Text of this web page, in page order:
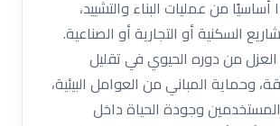
من عمليات البناء والتشييد،
السكنية أو التجارية أو الصناعية.
من دوره الحيوي في تقليل
وحماية المباني من العوامل البيئية،
وجودة الحياة داخل